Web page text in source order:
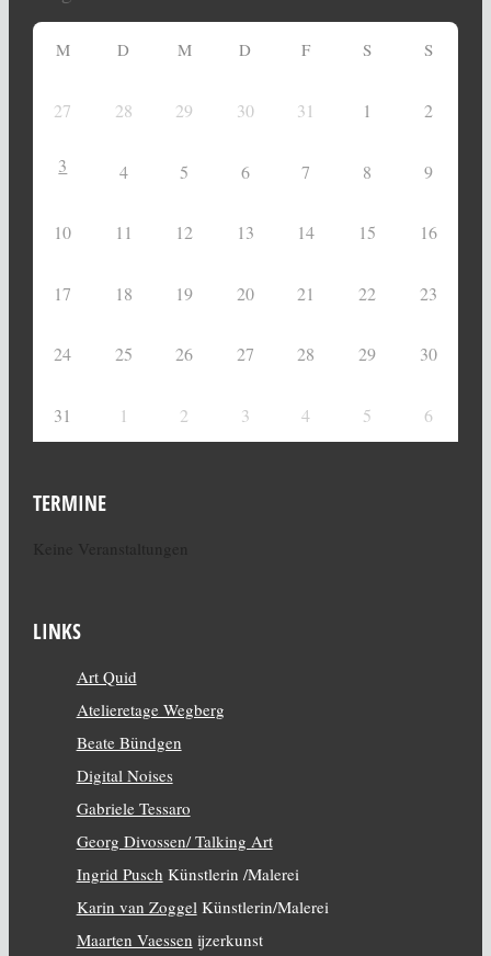
M D M D F S S
27 28 29 30 31 1 2
3 4 5 6 7 8 9
10 11 12 13 14 15 16
17 18 19 20 21 22 23
24 25 26 27 28 29 30
31 1 2 3 4 5 6
TERMINE
LINKS
Art Quid
Atelieretage Wegberg
Beate Bündgen
Digital Noises
Gabriele Tessaro
Georg Divossen/ Talking Art
Ingrid Pusch Künstlerin /Malerei
Karin van ZoggelKünstlerin/Malerei
Maarten Vaessen ijzerkunst